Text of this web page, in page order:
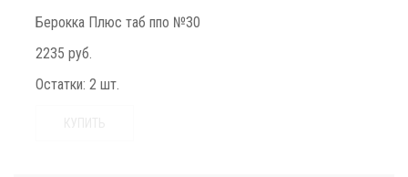
Берокка Плюс таб ппо №30
2235 руб.
Остатки: 2 шт.